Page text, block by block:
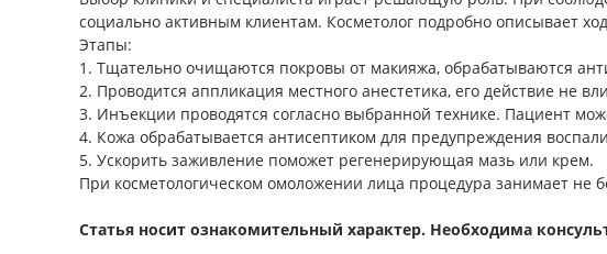
социально активным клиентам. Косметолог подробно описывает
Этапы:
1. Тщательно очищаются покровы от макияжа, обрабатываются
2. Проводится аппликация местного анестетика, его действие не
3. Инъекции проводятся согласно выбранной технике. Пациент
4. Кожа обрабатывается антисептиком для предупреждения
5. Ускорить заживление поможет регенерирующая мазь или крем.
При косметологическом омоложении лица процедура занимает не
Статья носит ознакомительный характер. Необходима